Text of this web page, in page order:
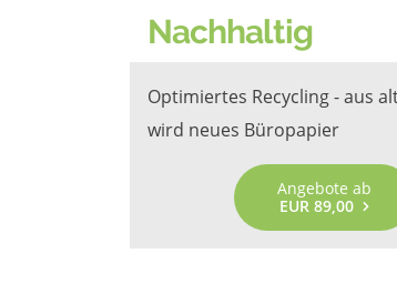
Nachhaltig
Optimiertes Recycling - aus
wird neues Büropapier
Angebote ab
EUR 89,00